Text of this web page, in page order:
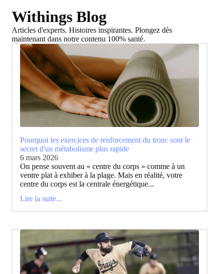
Withings Blog
Articles d'experts. Histoires inspirantes. Plongez dès
maintenant dans notre contenu 100% santé.
Pourquoi les exercices de renforcement du tronc sont le
secret d'un métabolisme plus rapide
6 mars 2026
On pense souvent au « centre du corps » comme à un
ventre plat à exhiber à la plage. Mais en réalité, votre
centre du corps est la centrale énergétique...
Lire la suite...